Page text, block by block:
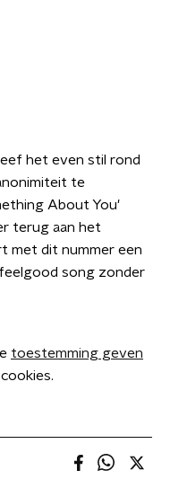
het even stil rond
te
About You'
terug aan het
met dit nummer een
song zonder
toestemming geven